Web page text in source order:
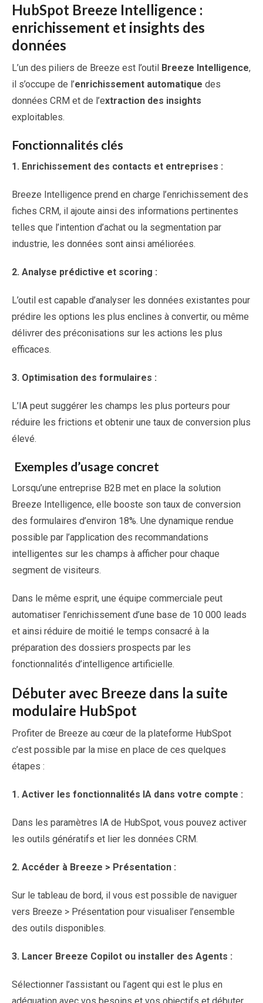
HubSpot Breeze Intelligence :
enrichissement et insights des
données
L’un des piliers de Breeze est l’outil Breeze Intelligence,
il s’occupe de l’enrichissement automatique des
données CRM et de l’extraction des insights
exploitables.
Fonctionnalités clés
1. Enrichissement des contacts et entreprises :
Breeze Intelligence prend en charge l’enrichissement des
fiches CRM, il ajoute ainsi des informations pertinentes
telles que l’intention d’achat ou la segmentation par
industrie, les données sont ainsi améliorées.
2. Analyse prédictive et scoring :
L’outil est capable d’analyser les données existantes pour
prédire les options les plus enclines à convertir, ou même
délivrer des préconisations sur les actions les plus
efficaces.
3. Optimisation des formulaires :
L’IA peut suggérer les champs les plus porteurs pour
réduire les frictions et obtenir une taux de conversion plus
élevé.
Exemples d’usage concret
Lorsqu’une entreprise B2B met en place la solution
Breeze Intelligence, elle booste son taux de conversion
des formulaires d’environ 18%. Une dynamique rendue
possible par l’application des recommandations
intelligentes sur les champs à afficher pour chaque
segment de visiteurs.
Dans le même esprit, une équipe commerciale peut
automatiser l’enrichissement d’une base de 10 000 leads
et ainsi réduire de moitié le temps consacré à la
préparation des dossiers prospects par les
fonctionnalités d’intelligence artificielle.
Débuter avec Breeze dans la suite
modulaire HubSpot
Profiter de Breeze au cœur de la plateforme HubSpot
c’est possible par la mise en place de ces quelques
étapes :
1. Activer les fonctionnalités IA dans votre compte :
Dans les paramètres IA de HubSpot, vous pouvez activer
les outils génératifs et lier les données CRM.
2. Accéder à Breeze > Présentation :
Sur le tableau de bord, il vous est possible de naviguer
vers Breeze > Présentation pour visualiser l’ensemble
des outils disponibles.
3. Lancer Breeze Copilot ou installer des Agents :
Sélectionner l’assistant ou l’agent qui est le plus en